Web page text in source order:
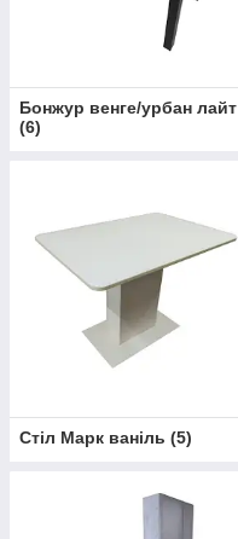
Бонжур венге/урбан лайт
(6)
Стіл Марк ваніль (5)